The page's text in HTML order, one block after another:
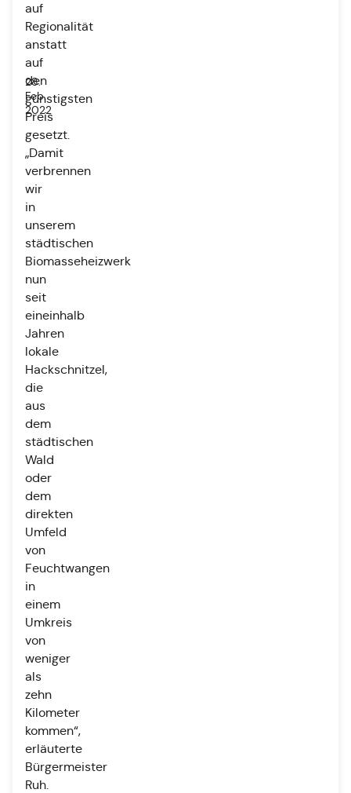
28.
Feb.
2022
auf
Regionalität
anstatt
auf
den
günstigsten
Preis
gesetzt.
„Damit
verbrennen
wir
in
unserem
städtischen
Biomasseheizwerk
nun
seit
eineinhalb
Jahren
lokale
Hackschnitzel,
die
aus
dem
städtischen
Wald
oder
dem
direkten
Umfeld
von
Feuchtwangen
in
einem
Umkreis
von
weniger
als
zehn
Kilometer
kommen“,
erläuterte
Bürgermeister
Ruh.